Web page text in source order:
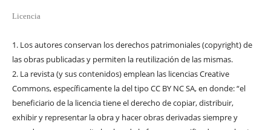
Licencia
1. Los autores conservan los derechos patrimoniales (copyright) de
las obras publicadas y permiten la reutilización de las mismas.
2. La revista (y sus contenidos) emplean las licencias Creative
Commons, específicamente la del tipo CC BY NC SA, en donde: “el
beneficiario de la licencia tiene el derecho de copiar, distribuir,
exhibir y representar la obra y hacer obras derivadas siempre y